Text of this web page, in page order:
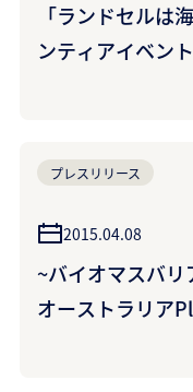
「ランドセルは
ンティアイベントを行い
プレスリリース
2015.04.08
~バイオマスバ
オーストラリア